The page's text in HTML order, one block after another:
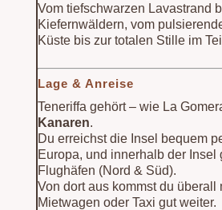
Vom tiefschwarzen Lavastrand
Kiefernwäldern, vom
Küste bis zur totalen Stille im
Lage & Anreise
Teneriffa gehört – wie La
Kanaren.
Du erreichst die Insel bequem
Europa, und innerhalb der Insel
Flughäfen (Nord & Süd).
Von dort aus kommst du überall
Mietwagen oder Taxi gut weiter.